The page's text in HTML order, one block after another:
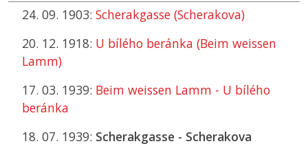
24. 09. 1903: Scherakgasse (Scherakova)
20. 12. 1918: U bílého beránka (Beim weissen
Lamm)
17. 03. 1939: Beim weissen Lamm - U bílého
beránka
18. 07. 1939: Scherakgasse - Scherakova